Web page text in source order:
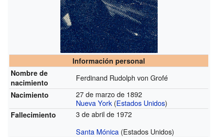
Información personal
Nombre de
nacimiento
Ferdinand Rudolph von Grofé
Nacimiento
27 de marzo de 1892
Nueva York (Estados Unidos)
Fallecimiento
3 de abril de 1972
Santa Mónica (Estados Unidos)